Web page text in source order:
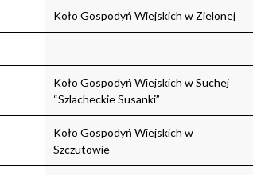
Koło Gospodyń Wiejskich w Zielonej
Koło Gospodyń Wiejskich w Suchej
“Szlacheckie Susanki”
Koło Gospodyń Wiejskich w
Szczutowie